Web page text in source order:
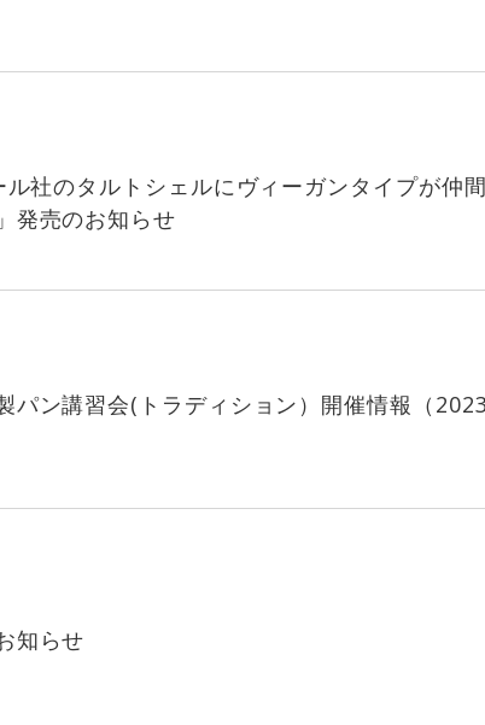
ル社のタルトシェルにヴィーガンタイプが仲
発売のお知らせ
パン講習会(トラディション）開催情報（
知らせ